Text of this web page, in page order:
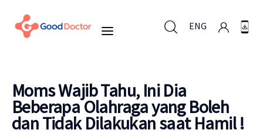
ENG
Untuk Bisnis
Moms Wajib Tahu, Ini Dia
Beberapa Olahraga yang Boleh
dan Tidak Dilakukan saat Hamil !